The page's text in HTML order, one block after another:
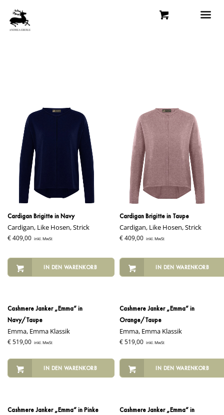
Cardigan Brigitte in Navy
Cardigan, Like Hosen, Strick
€ 409,00 inkl. MwSt
IN DEN WARENKORB
Cardigan Brigitte in Taupe
Cardigan, Like Hosen, Strick
€ 409,00 inkl. MwSt
IN DEN WARENKORB
Cashmere Janker „Emma“ in
Navy/Taupe
Emma, Emma Klassik
€ 519,00 inkl. MwSt
IN DEN WARENKORB
Cashmere Janker „Emma“ in
Orange/Taupe
Emma, Emma Klassik
€ 519,00 inkl. MwSt
IN DEN WARENKORB
Cashmere Janker „Emma“ in Pinke
Cashmere Janker „Emma“ in